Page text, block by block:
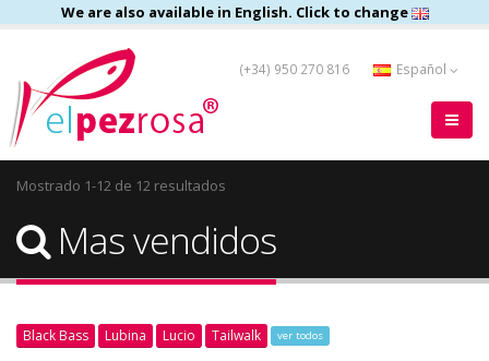
We are also available in English. Click to change
(+34) 950 270 816 Español
Mostrado 1-12 de 12 resultados
Mas vendidos
Black Bass Lubina Lucio Tailwalk ver todos